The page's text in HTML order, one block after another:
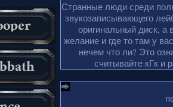
Странные люди среди
звукозаписывающего
оригинальный диск, а
желание и где то там у
нечем что ли? Это
считывайте кГк и